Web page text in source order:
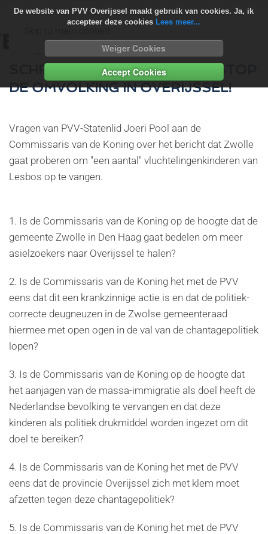
De website van PVV Overijssel maakt gebruik van cookies. Ja, ik
accepteer deze cookies Lees meer...
Weiger Cookies
Accept Cookies
Skip to main content
SCHRIFTELIJKE VRAGEN PVV: STOP
DE OMVOLKING IN OVERIJSSEL!
Vragen van PVV-Statenlid Joeri Pool aan de
Commissaris van de Koning over het bericht dat Zwolle
gaat proberen om "een aantal" vluchtelingenkinderen van
Lesbos op te vangen.
1. Is de Commissaris van de Koning op de hoogte dat de
gemeente Zwolle in Den Haag gaat bedelen om meer
asielzoekers naar Overijssel te halen?
2. Is de Commissaris van de Koning het met de PVV
eens dat dit een krankzinnige actie is en dat de politiek-
correcte deugneuzen in de Zwolse gemeenteraad
hiermee met open ogen in de val van de chantagepolitiek
lopen?
3. Is de Commissaris van de Koning op de hoogte dat
het aanjagen van de massa-immigratie als doel heeft de
Nederlandse bevolking te vervangen en dat deze
kinderen als politiek drukmiddel worden ingezet om dit
doel te bereiken?
4. Is de Commissaris van de Koning het met de PVV
eens dat de provincie Overijssel zich met klem moet
afzetten tegen deze chantagepolitiek?
5. Is de Commissaris van de Koning het met de PVV